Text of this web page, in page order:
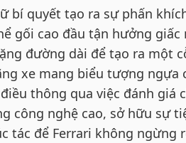
bí quyết tạo ra sự phấn
gối cao đầu tận hưởng
đường dài để tạo ra một
xe mang biểu tượng
thông qua việc đánh giá
công nghệ cao, sở hữu sự
tác để Ferrari không